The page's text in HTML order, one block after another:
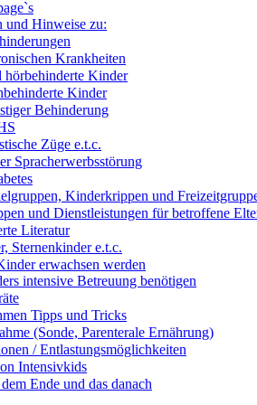
und Hinweise zu:
Krankheiten
Kinder
Kinder
Behinderung
Züge e.t.c.
Spracherwerbsstörung
Kinderkrippen und
und Dienstleistungen für betroffene
Literatur
Sternenkinder e.t.c.
erwachsen werden
intensive Betreuung benötigen
Tipps und Tricks
(Sonde, Parenterale Ernährung)
/ Entlastungsmöglichkeiten
Intensivkids
Ende und das danach